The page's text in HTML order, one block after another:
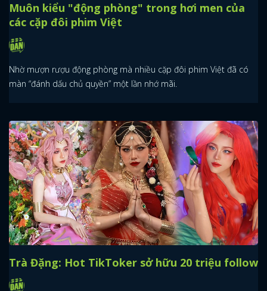
Muôn kiểu "động phòng" trong hơi men của
các cặp đôi phim Việt
Nhờ mượn rượu động phòng mà nhiều cặp đôi phim Việt đã có
màn “đánh dấu chủ quyền” một lần nhớ mãi.
Trà Đặng: Hot TikToker sở hữu 20 triệu follow